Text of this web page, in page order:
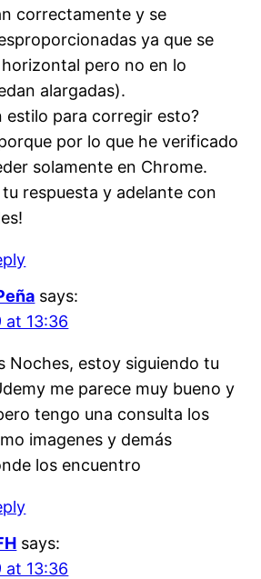
correctamente y se
ya que se
pero no en lo
alargadas).
estilo para corregir esto?
por lo que he verificado
solamente en Chrome.
respuesta y adelante con
says:
at 13:36
Noches, estoy siguiendo tu
me parece muy bueno y
tengo una consulta los
imagenes y demás
los encuentro
says:
at 13:36